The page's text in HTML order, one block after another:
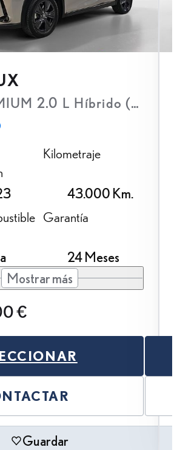
2.0 L Híbrido (2WD)
Kilometraje
43.000 Km.
Garantía
24 Meses
Mostrar más
€
Guardar